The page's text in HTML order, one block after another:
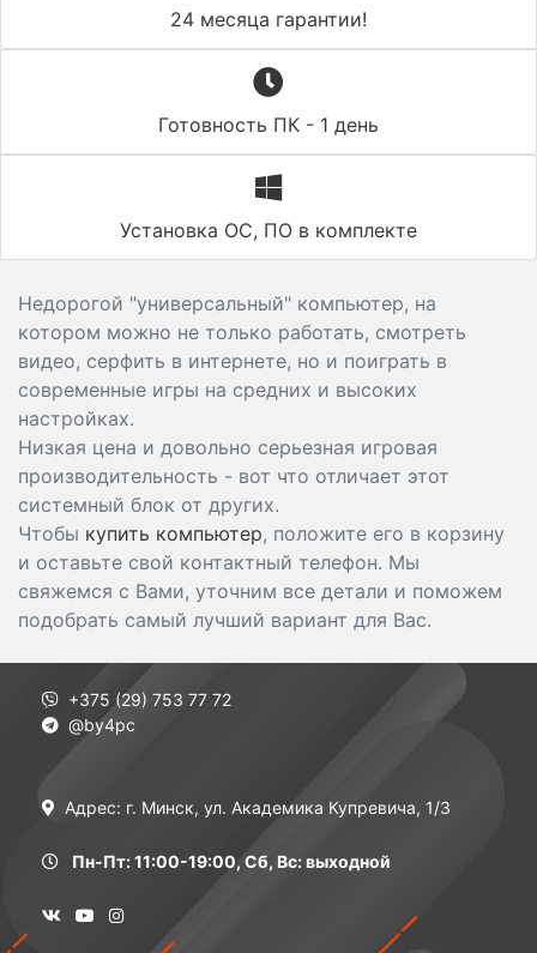
24 месяца гарантии!
Готовность ПК - 1 день
Установка ОС, ПО в комплекте
Недорогой "универсальный" компьютер, на
котором можно не только работать, смотреть
видео, серфить в интернете, но и поиграть в
современные игры на средних и высоких
настройках.
Низкая цена и довольно серьезная игровая
производительность - вот что отличает этот
системный блок от других.
Чтобы купить компьютер, положите его в корзину
и оставьте свой контактный телефон. Мы
свяжемся с Вами, уточним все детали и поможем
подобрать самый лучший вариант для Вас.
+375 (29) 753 77 72
@by4pc
Адрес: г. Минск, ул. Академика Купревича, 1/3
Пн-Пт: 11:00-19:00, Сб, Вс: выходной